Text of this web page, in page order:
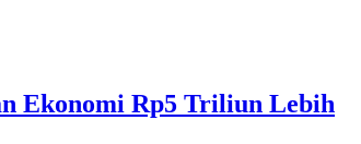
Ekonomi Rp5 Triliun Lebih